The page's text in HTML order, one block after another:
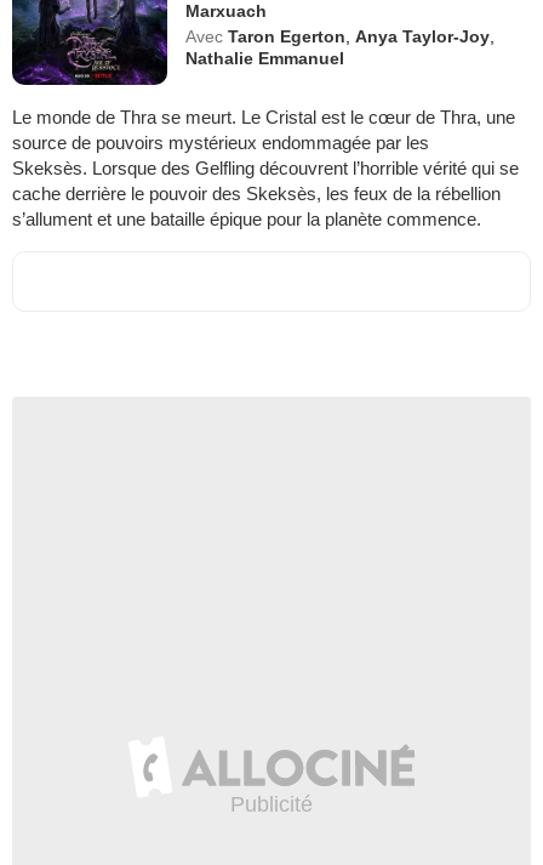
Marxuach
Avec Taron Egerton ,Anya Taylor-Joy
Nathalie Emmanuel
Le monde de Thra se meurt. Le Cristal est le cœur de Thra, une
source de pouvoirs mystérieux endommagée par les
Skeksès. Lorsque des Gelfling découvrent l’horrible vérité qui se
cache derrière le pouvoir des Skeksès, les feux de la rébellion
s’allument et une bataille épique pour la planète commence.